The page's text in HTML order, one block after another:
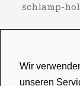
Wir
unseren
schlamp-
Impressum